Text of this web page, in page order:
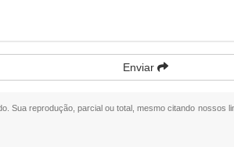
Enviar
Sua reprodução, parcial ou total, mesmo citando nossos